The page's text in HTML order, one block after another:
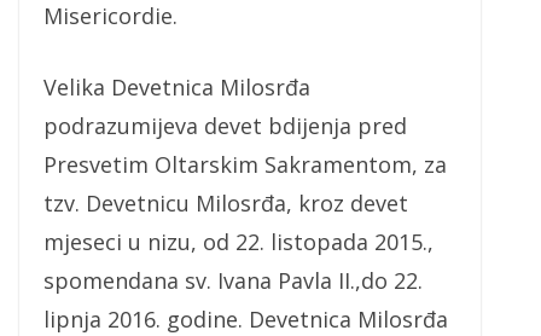
Misericordie.
Velika Devetnica Milosrđa
podrazumijeva devet bdijenja pred
Presvetim Oltarskim Sakramentom, za
tzv. Devetnicu Milosrđa, kroz devet
mjeseci u nizu, od 22. listopada 2015.,
spomendana sv. Ivana Pavla II.,do 22.
lipnja 2016. godine. Devetnica Milosrđa